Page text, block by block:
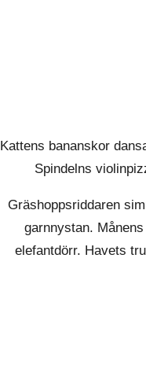
Kattens bananskor
Spindelns
Gräshoppsriddaren
garnnystan.
elefantdörr. Havets